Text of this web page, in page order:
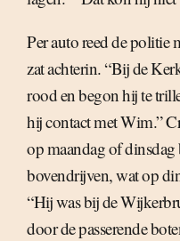
Per auto reed de politie
zat achterin. “Bij de
rood en begon hij te
hij contact met Wim.”
op maandag of
bovendrijven, wat op
“Hij was bij de
door de passerende